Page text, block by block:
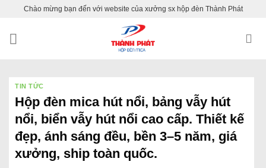
content
Chào mừng bạn đến với website của xưởng sx hộp đèn Thành Phát
TIN TỨC
Hộp đèn mica hút nổi, bảng vẫy hút
nổi, biển vẫy hút nổi cao cấp. Thiết kế
đẹp, ánh sáng đều, bền 3–5 năm, giá
xưởng, ship toàn quốc.